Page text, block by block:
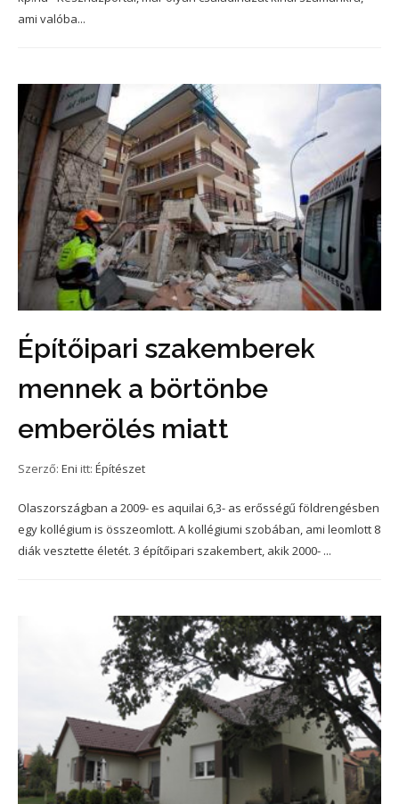
ami valóba...
Építőipari szakemberek
mennek a börtönbe
emberölés miatt
Szerző: Eni itt: Építészet
Olaszországban a 2009- es aquilai 6,3- as erősségű földrengésben
egy kollégium is összeomlott. A kollégiumi szobában, ami leomlott 8
diák vesztette életét. 3 építőipari szakembert, akik 2000- ...